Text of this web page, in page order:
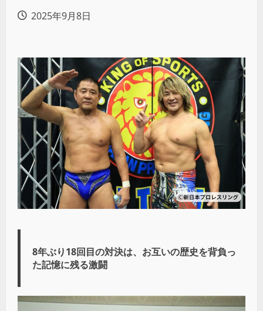
2025年9月8日
8年ぶり18回目の対決は、お互いの歴史を背負っ
た記憶に残る激闘